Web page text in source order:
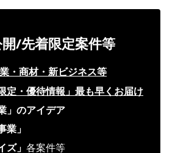
/先着限定案件等
・商材・新ビジネス等
定・優待情報」 最も早くお届け
」のアイデア
業」
ズ」 各案件等